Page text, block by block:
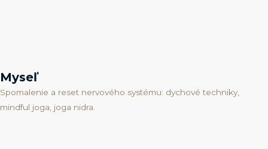
Myseľ
Spomalenie a reset nervového systému: dychové techniky,
mindful joga, joga nidra.